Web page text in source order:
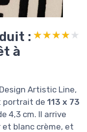
:
à
★★★★★
★★★★★
Artistic Line,
portrait de 113 x 73
4,3 cm. Il arrive
et blanc crème, et